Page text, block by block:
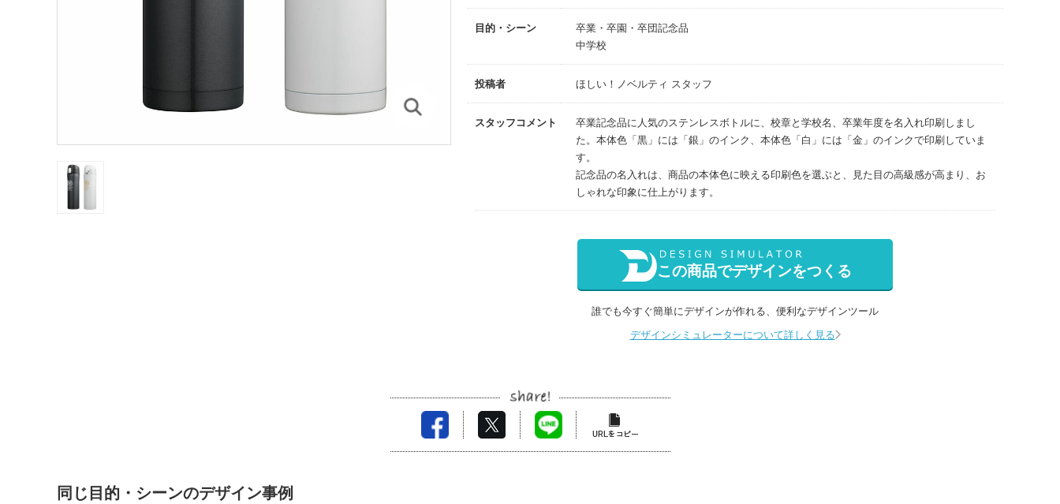
目的・シーン
卒業・卒園・卒団記念品
中学校
投稿者 ほしい！ノベルティ スタッフ
スタッフコメント
卒業記念品に人気のステンレスボトルに、校章と学校名、卒業年度を名入れ印刷しまし
た。本体色「黒」には「銀」のインク、本体色「白」には「金」のインクで印刷していま
す。
記念品の名入れは、商品の本体色に映える印刷色を選ぶと、見た目の高級感が高まり、お
しゃれな印象に仕上がります。
この商品でデザインをつくる
誰でも今すぐ簡単にデザインが作れる、 便利なデザインツール
デザインシミュレーターについて詳しく見る
同じ目的・シーンのデザイン事例